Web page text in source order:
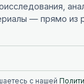
— прямо из
с нашей